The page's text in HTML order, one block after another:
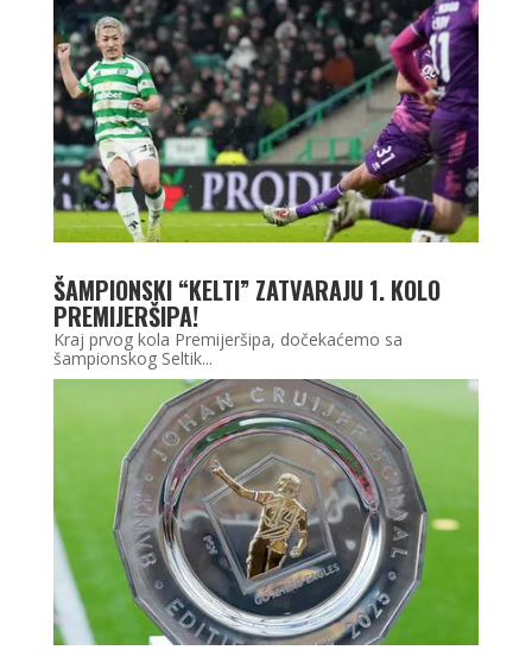
ŠAMPIONSKI “KELTI” ZATVARAJU 1. KOLO
PREMIJERŠIPA!
Kraj prvog kola Premijeršipa, dočekaćemo sa
šampionskog Seltik...